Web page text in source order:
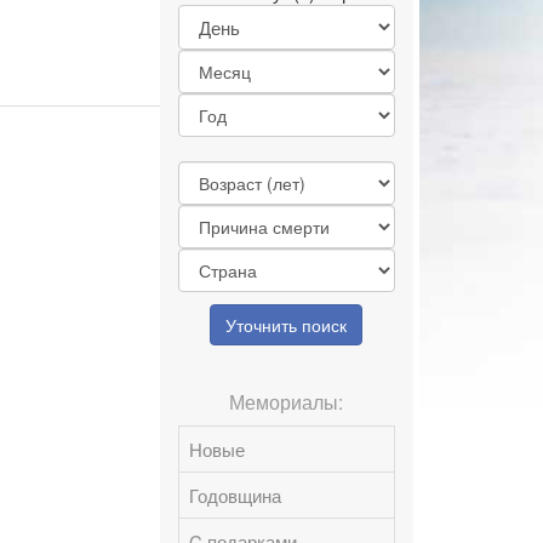
Уточнить поиск
Мемориалы:
Новые
Годовщина